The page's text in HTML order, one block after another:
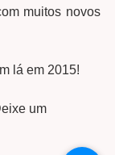
muitos novos
lá em 2015!
um